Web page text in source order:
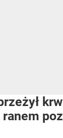
ranem